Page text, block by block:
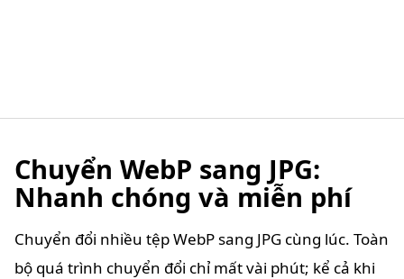
Chuyển WebP sang JPG:
Nhanh chóng và miễn phí
Chuyển đổi nhiều tệp WebP sang JPG cùng lúc. Toàn
bộ quá trình chuyển đổi chỉ mất vài phút; kể cả khi